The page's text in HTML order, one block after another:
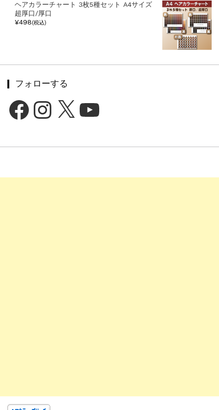
ヘアカラーチャート 3枚5種セット A4サイズ
超厚口/厚口
¥498(税込)
フォローする
FacebookInstagram